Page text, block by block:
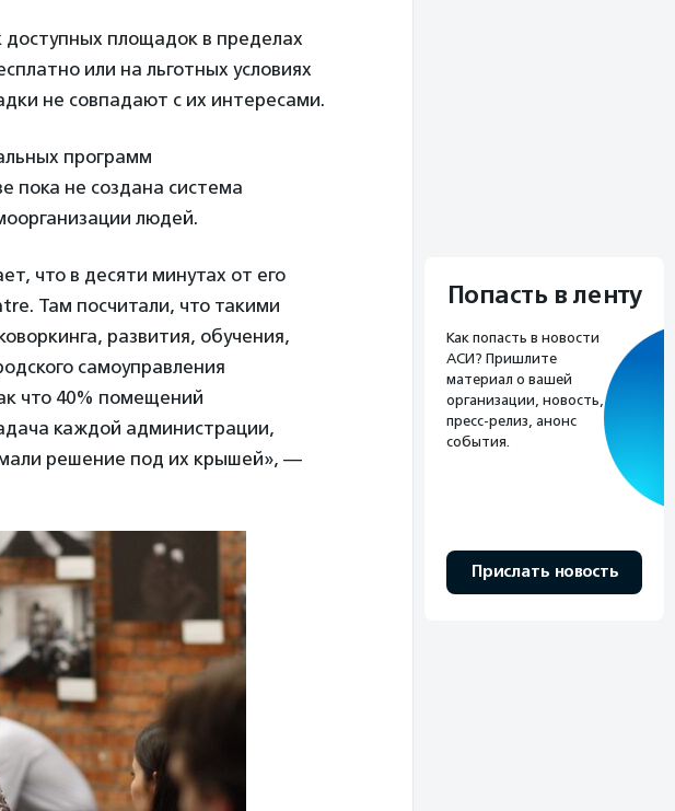
площадок в пределах
или на льготных условиях
не совпадают с их интересами.
программ
пока не создана система
людей.
что в десяти минутах от его
Там посчитали, что такими
развития, обучения,
самоуправления
что 40% помещений
каждой администрации,
решение под их крышей», —
Попасть в ленту
Как попасть в новости
АСИ? Пришлите
материал о вашей
организации, новость,
пресс-релиз, анонс
события.
Прислать новость